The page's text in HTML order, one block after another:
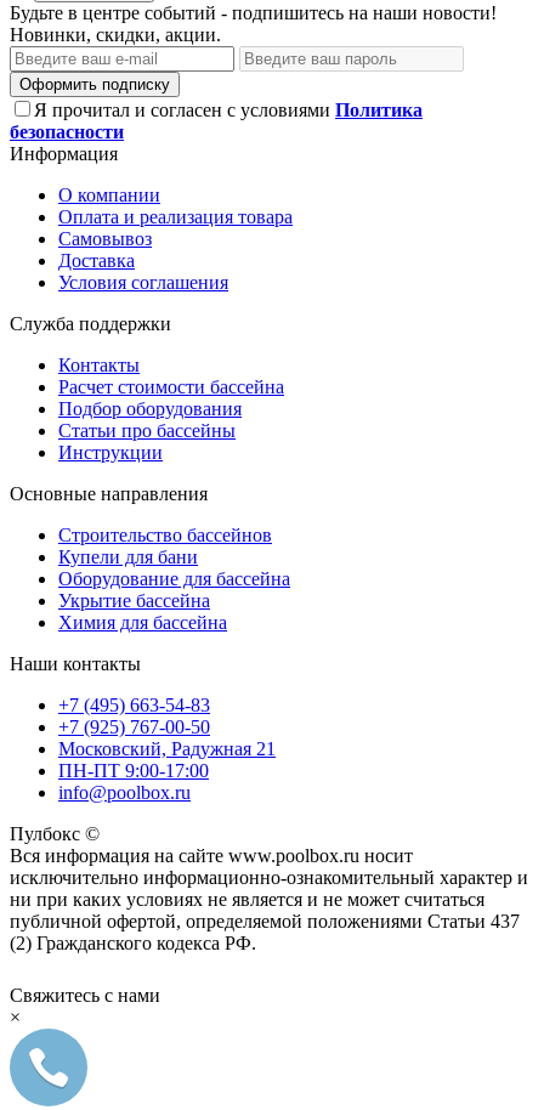
Будьте в центре событий - подпишитесь на наши новости!
Новинки, скидки, акции.
Оформить подписку
Я прочитал и согласен с условиями Политика
безопасности
Информация
О компании
Оплата и реализация товара
Самовывоз
Доставка
Условия соглашения
Служба поддержки
Контакты
Расчет стоимости бассейна
Подбор оборудования
Статьи про бассейны
Инструкции
Основные направления
Строительство бассейнов
Купели для бани
Оборудование для бассейна
Укрытие бассейна
Химия для бассейна
Наши контакты
+7 (495) 663-54-83
+7 (925) 767-00-50
Московский, Радужная 21
ПН-ПТ 9:00-17:00
info@poolbox.ru
Пулбокс ©
Вся информация на сайте www.poolbox.ru носит
исключительно информационно-ознакомительный характер и
ни при каких условиях не является и не может считаться
публичной офертой, определяемой положениями Статьи 437
(2) Гражданского кодекса РФ.
Свяжитесь с нами
×